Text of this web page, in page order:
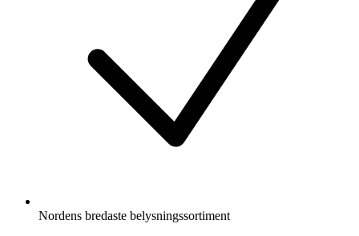
Nordens bredaste belysningssortiment